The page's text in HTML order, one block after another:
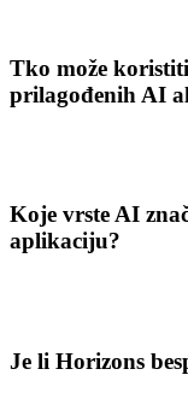
Tko može
prilagođenih AI
Koje vrste AI
aplikaciju?
Je li Horizons